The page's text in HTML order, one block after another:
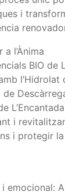
i
l’Ànima
BIO de
l’Hidrolat
de
i
i protegir
emocional: